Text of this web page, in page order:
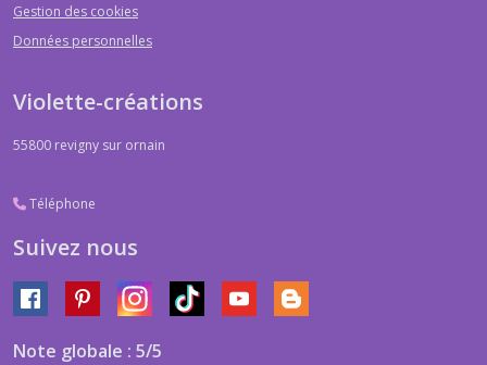
Gestion des cookies
Données personnelles
Violette-créations
55800 revigny sur ornain
Téléphone
Suivez nous
Note globale : 5/5